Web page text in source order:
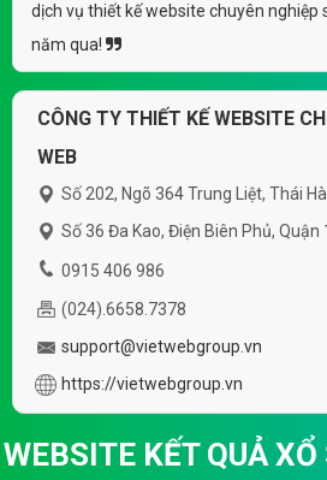
dịch vụ thiết kế website chuyên nghiệp
năm qua!
CÔNG TY THIẾT KẾ WEBSITE
WEB
Số 202, Ngõ 364 Trung Liệt, Thái
Số 36 Đa Kao, Điện Biên Phủ, Quận
0915 406 986
(024).6658.7378
support@vietwebgroup.vn
https://vietwebgroup.vn
WEBSITE KẾT QUẢ